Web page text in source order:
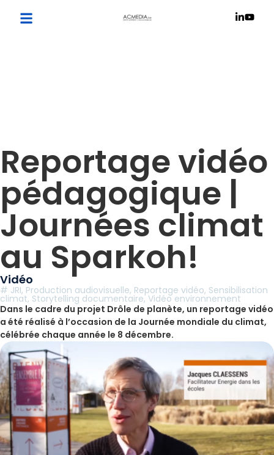
Reportage vidéo
pédagogique |
Journées climat
au Sparkoh!
Vidéo
# JRI, Production audiovisuelle, Reportage vidéo, Sensibilisation
climat, Storytelling documentaire, Vidéo environnement
Dans le cadre du projet Drôle de planète, un reportage vidéo
a été réalisé à l’occasion de la Journée mondiale du climat,
célébrée chaque année le 8 décembre.